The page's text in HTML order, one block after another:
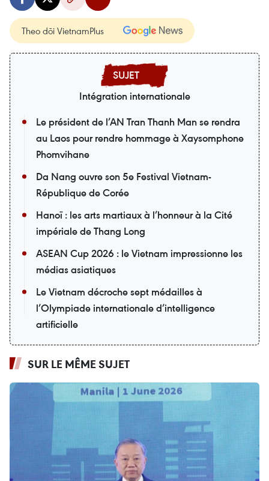
Theo dõi VietnamPlus
Intégration internationale
Le président de l’AN Tran Thanh Man se rendra
au Laos pour rendre hommage à Xaysomphone
Phomvihane
Da Nang ouvre son 5e Festival Vietnam-
République de Corée
Hanoï : les arts martiaux à l’honneur à la Cité
impériale de Thang Long
ASEAN Cup 2026 : le Vietnam impressionne les
médias asiatiques
Le Vietnam décroche sept médailles à
l’Olympiade internationale d’intelligence
artificielle
SUR LE MÊME SUJET